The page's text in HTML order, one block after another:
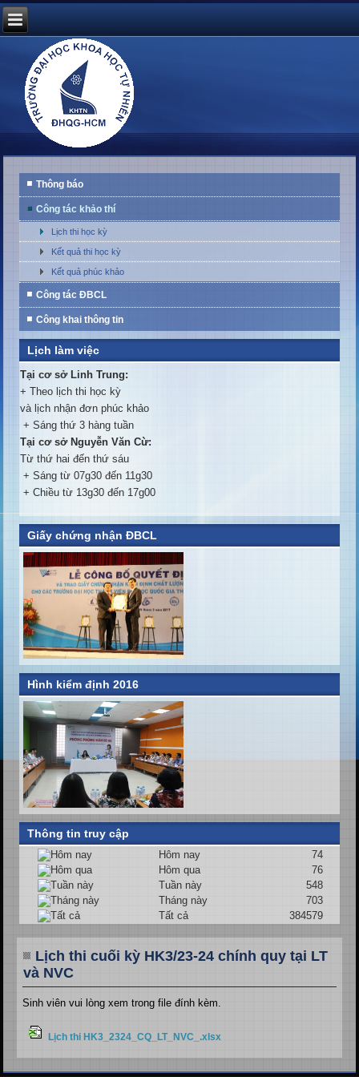
Thông báo
Công tác khảo thí
Lịch thi học kỳ
Kết quả thi học kỳ
Kết quả phúc khảo
Công tác ĐBCL
Công khai thông tin
Lịch làm việc
Tại cơ sở Linh Trung:
+ Theo lịch thi học kỳ
và lịch nhận đơn phúc khảo
+ Sáng thứ 3 hàng tuần
Tại cơ sở Nguyễn Văn Cừ:
Từ thứ hai đến thứ sáu
+ Sáng từ 07g30 đến 11g30
+ Chiều từ 13g30 đến 17g00
Giấy chứng nhận ĐBCL
Hình kiểm định 2016
Thông tin truy cập
Hôm nay
74
Hôm qua
76
Tuần này
548
Tháng này
703
Tất cả
384579
Lịch thi cuối kỳ HK3/23-24 chính quy tại LT
và NVC
Sinh viên vui lòng xem trong file đính kèm.
Lịch thi HK3_2324_CQ_LT_NVC_.xlsx